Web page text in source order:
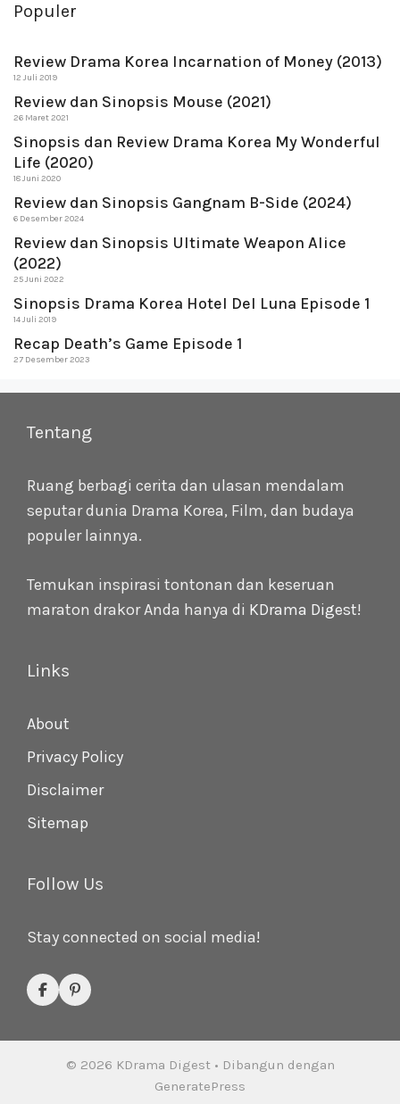
Populer
Review Drama Korea Incarnation of Money (2013)
12 Juli 2019
Review dan Sinopsis Mouse (2021)
26 Maret 2021
Sinopsis dan Review Drama Korea My Wonderful
Life (2020)
18 Juni 2020
Review dan Sinopsis Gangnam B-Side (2024)
6 Desember 2024
Review dan Sinopsis Ultimate Weapon Alice
(2022)
25 Juni 2022
Sinopsis Drama Korea Hotel Del Luna Episode 1
14 Juli 2019
Recap Death’s Game Episode 1
27 Desember 2023
Tentang
Ruang berbagi cerita dan ulasan mendalam
seputar dunia Drama Korea, Film, dan budaya
populer lainnya.
Temukan inspirasi tontonan dan keseruan
maraton drakor Anda hanya di KDrama Digest!
Links
About
Privacy Policy
Disclaimer
Sitemap
Follow Us
Stay connected on social media!
© 2026 KDrama Digest• Dibangun dengan
GeneratePress